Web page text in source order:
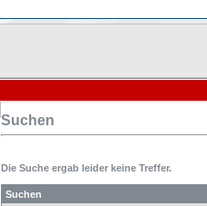
Suchen
Die Suche ergab leider keine Treffer.
Suchen